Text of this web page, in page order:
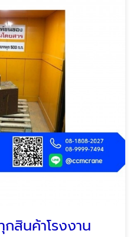
สินค้าโรงงาน